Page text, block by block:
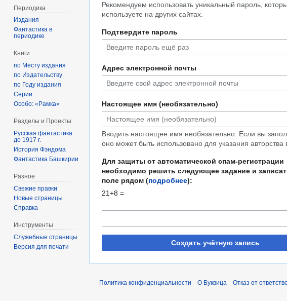
Рекомендуем использовать уникальный пароль,
используете на других сайтах.
Подтвердите пароль
Адрес электронной почты
Настоящее имя (необязательно)
Вводить настоящее имя необязательно. Если вы
оно может быть использовано для указания авторства
Для защиты от автоматической спам-регистрации
необходимо решить следующее задание и
поле рядом (подробнее):
21+8 =
Создать учётную запись
Периодика
Издания
Фантастика в
периодике
Книги
по Месту издания
по Издательству
по Году издания
Серии
Особо: «Рамка»
Разделы и Проекты
Русская фантастика
до 1917 г.
История Фэндома
Фантастика Башкирии
Разное
Свежие правки
Новые страницы
Справка
Инструменты
Служебные страницы
Версия для печати
Политика конфиденциальности О Буквица Отказ от